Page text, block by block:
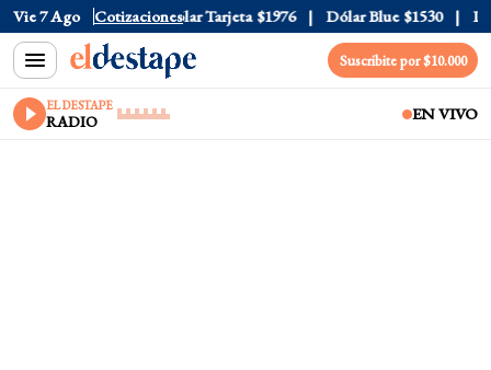
Vie 7 Ago Cotizaciones
Oficial $1520 Dólar Tarjeta $1976 Dólar Blue $1530
Suscribite por $10.000
EL DESTAPE
RADIO EN VIVO